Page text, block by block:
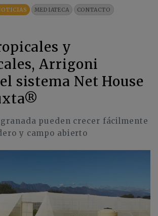
MEDIATECA CONTACTO
y
Arrigoni
sistema Net House
pueden crecer fácilmente
y campo abierto